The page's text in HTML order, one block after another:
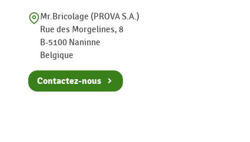
Mr.Bricolage (PROVA S.A.)
Rue des Morgelines, 8
B-5100 Naninne
Belgique
Contactez-nous